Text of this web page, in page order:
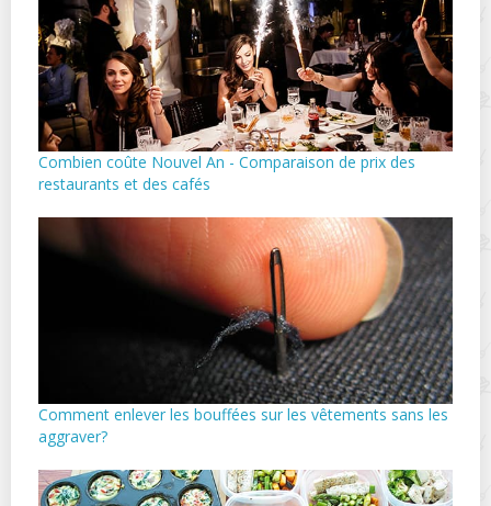
Combien coûte Nouvel An - Comparaison de prix des
restaurants et des cafés
Comment enlever les bouffées sur les vêtements sans les
aggraver?